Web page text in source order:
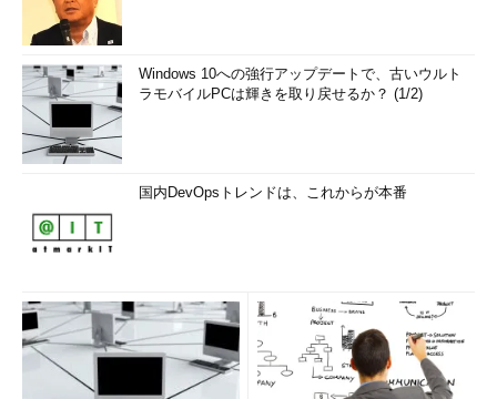
Windows 10への強行アップデートで、古いウルト
ラモバイルPCは輝きを取り戻せるか？ (1/2)
国内DevOpsトレンドは、これからが本番